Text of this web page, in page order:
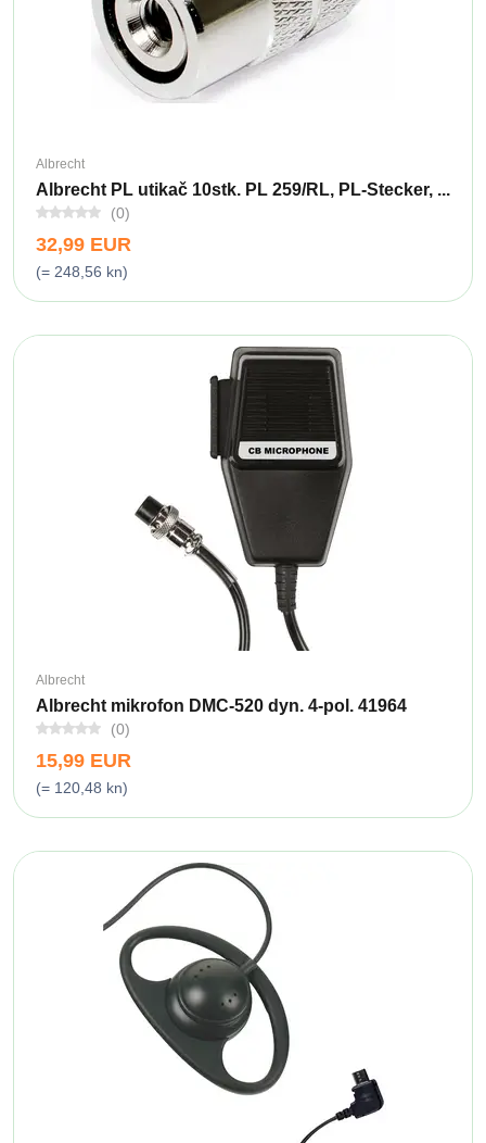
Albrecht
Albrecht PL utikač 10stk. PL 259/RL, PL-Stecker, ...
(0)
32,99 EUR
(= 248,56 kn)
Albrecht
Albrecht mikrofon DMC-520 dyn. 4-pol. 41964
(0)
15,99 EUR
(= 120,48 kn)